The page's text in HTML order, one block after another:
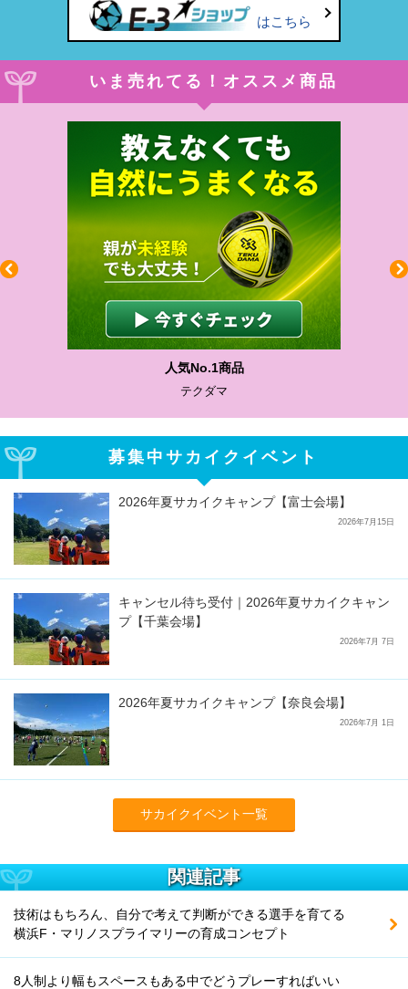
はこちら
いま売れてる！オススメ商品
人気No.1商品
テクダマ
募集中サカイクイベント
2026年夏サカイクキャンプ【富士会場】
2026年7月15日
キャンセル待ち受付｜2026年夏サカイクキャン
プ【千葉会場】
2026年7月 7日
2026年夏サカイクキャンプ【奈良会場】
2026年7月 1日
サカイクイベント一覧
関連記事
技術はもちろん、自分で考えて判断ができる選手を育てる
横浜F・マリノスプライマリーの育成コンセプト
8人制より幅もスペースもある中でどうプレーすればいい